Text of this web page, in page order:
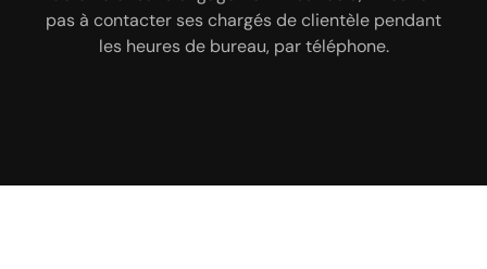
pas à contacter ses chargés de clientèle pendant
les heures de bureau, par téléphone.
rendez-vous à son bureau.
42, une entreprise de ravalement fiable et réputée
dans cette localité.